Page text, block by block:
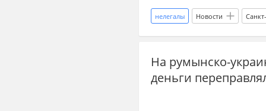
нелегалы Новости
трудовые мигранты
На румынско-
деньги